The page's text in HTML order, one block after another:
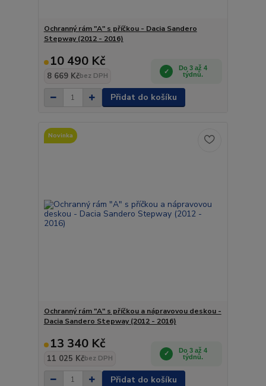
Ochranný rám "A" s příčkou - Dacia Sandero
Stepway (2012 - 2016)
10 490 Kč
8 669 Kčbez DPH
Do 3 až 4
týdnů.
Přidat do košíku
Novinka
Ochranný rám "A" s příčkou a nápravovou deskou -
Dacia Sandero Stepway (2012 - 2016)
13 340 Kč
11 025 Kčbez DPH
Do 3 až 4
týdnů.
Přidat do košíku